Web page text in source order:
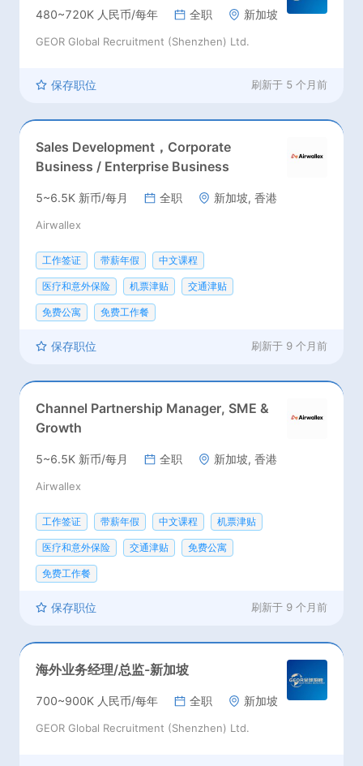
480~720K 人民币/每年 全职 新加坡
GEOR Global Recruitment (Shenzhen) Ltd.
保存职位 刷新于 5 个月前
Sales Development，Corporate
Business / Enterprise Business
5~6.5K 新币/每月 全职 新加坡, 香港
Airwallex
工作签证 带薪年假 中文课程
医疗和意外保险 机票津贴 交通津贴
免费公寓 免费工作餐
保存职位 刷新于 9 个月前
Channel Partnership Manager, SME &
Growth
5~6.5K 新币/每月 全职 新加坡, 香港
Airwallex
工作签证 带薪年假 中文课程 机票津贴
医疗和意外保险 交通津贴 免费公寓
免费工作餐
保存职位 刷新于 9 个月前
海外业务经理/总监-新加坡
700~900K 人民币/每年 全职 新加坡
GEOR Global Recruitment (Shenzhen) Ltd.